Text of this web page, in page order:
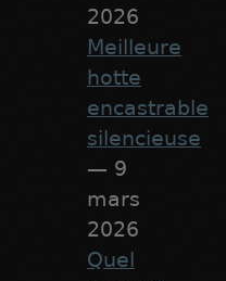
2026
Meilleure
hotte
encastrable
silencieuse
— 9
mars
2026
Quel